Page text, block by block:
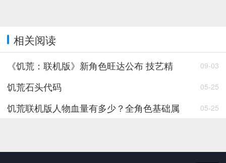
相关阅读
《饥荒：联机版》新角色旺达公布 技艺精 09-03
饥荒石头代码 05-25
饥荒联机版人物血量有多少？全角色基础属 05-25